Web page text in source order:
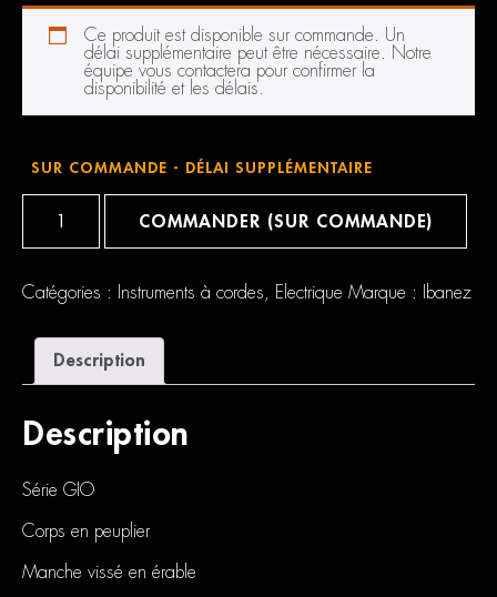
Ce produit est disponible sur commande. Un
délai supplémentaire peut être nécessaire. Notre
équipe vous contactera pour confirmer la
disponibilité et les délais.
SUR COMMANDE - DÉLAI SUPPLÉMENTAIRE
COMMANDER (SUR COMMANDE)
Catégories : Instruments à cordes Electrique Marque : Ibanez
Description
Description
Série GIO
Corps en peuplier
Manche vissé en érable